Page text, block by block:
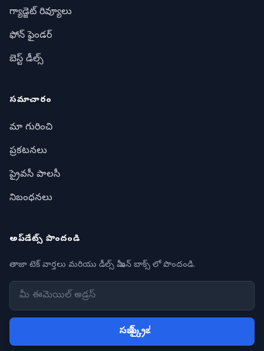
గ్యాడ్జెట్ రివ్యూలు
ఫోన్ ఫైండర్
బెస్ట్ డీల్స్
సమాచారం
మా గురించి
ప్రకటనలు
ప్రైవసీ పాలసీ
నిబంధనలు
అప్‌డేట్స్ పొందండి
తాజా టెక్ వార్తలు మరియు డీల్స్ మీ ఇన్ బాక్స్ లో పొందండి.
సబ్ స్క్రైబ్